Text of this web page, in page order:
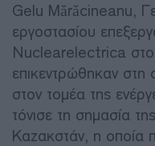
Gelu Mărăcineanu,
εργοστασίου
Nuclearelectrica στο
επικεντρώθηκαν
στον τομέα της
τόνισε τη σημασία
Καζακστάν, η οποία